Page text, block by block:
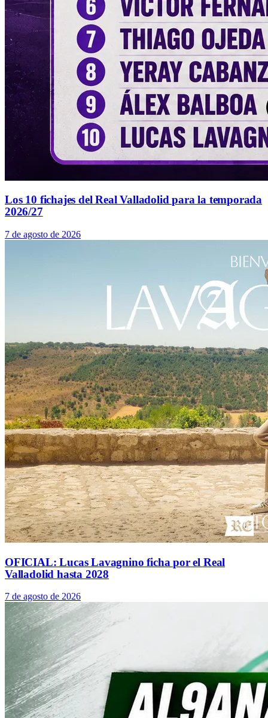
Los 10 fichajes del Real Valladolid para la temporada
2026/27
7 de agosto de 2026
OFICIAL: Lucas Lavagnino ficha por el Real
Valladolid hasta 2028
7 de agosto de 2026